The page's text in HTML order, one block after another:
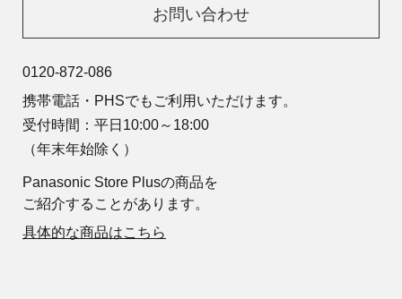
お問い合わせ
0120-872-086
携帯電話・PHSでもご利用いただけます。
受付時間：平日10:00～18:00
（年末年始除く）
Panasonic Store Plusの商品を
ご紹介することがあります。
具体的な商品はこちら